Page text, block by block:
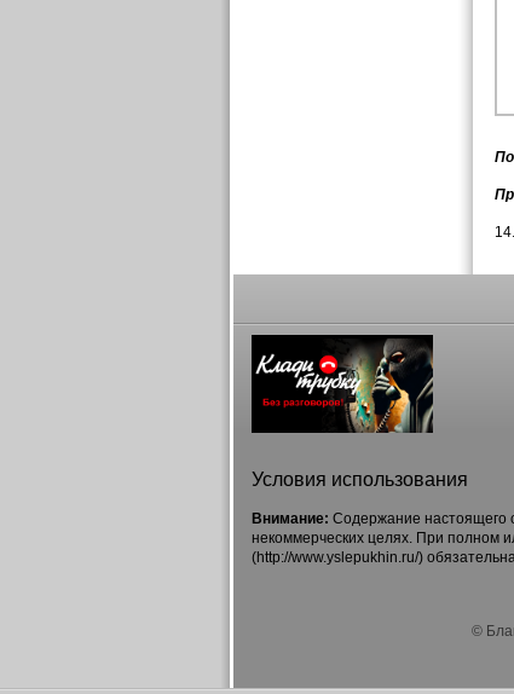
Условия использования
Внимание: Содержание настоящего
некоммерческих целях. При полном
(http://www.yslepukhin.ru/)
©